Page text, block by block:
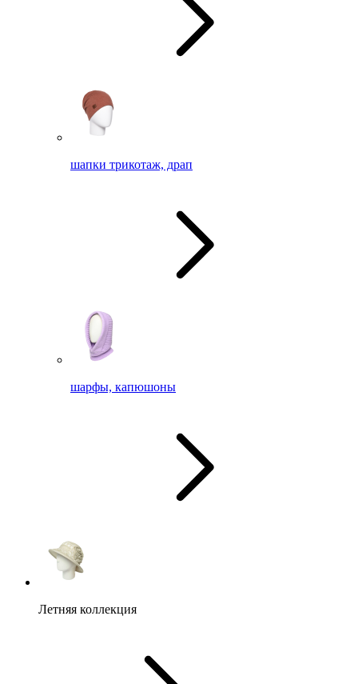
шапки трикотаж, драп
шарфы, капюшоны
Летняя коллекция